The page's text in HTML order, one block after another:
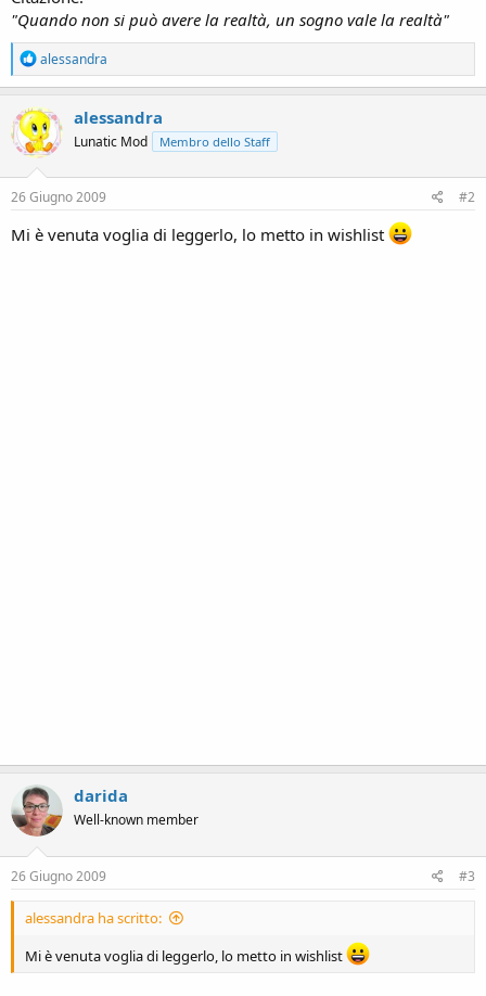
"Quando non si può avere la realtà, un sogno vale la realtà"
R
e
a
c
t
i
o
n
s
alessandra
alessandra
Lunatic Mod Membro dello Staff
26 Giugno 2009 #2
Mi è venuta voglia di leggerlo, lo metto in wishlist
darida
Well-known member
26 Giugno 2009 #3
alessandra ha scritto:
Mi è venuta voglia di leggerlo, lo metto in wishlist